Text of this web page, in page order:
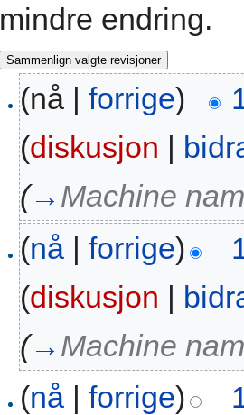
mindre endring.
(nå |forrige)
(diskusjon |
(→ Machine
(nå |forrige)
(diskusjon |
(→ Machine
(nå |forrige)